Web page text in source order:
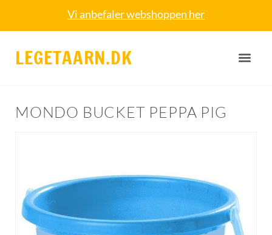
Vi anbefaler webshoppen her
LEGETAARN.DK
MONDO BUCKET PEPPA PIG